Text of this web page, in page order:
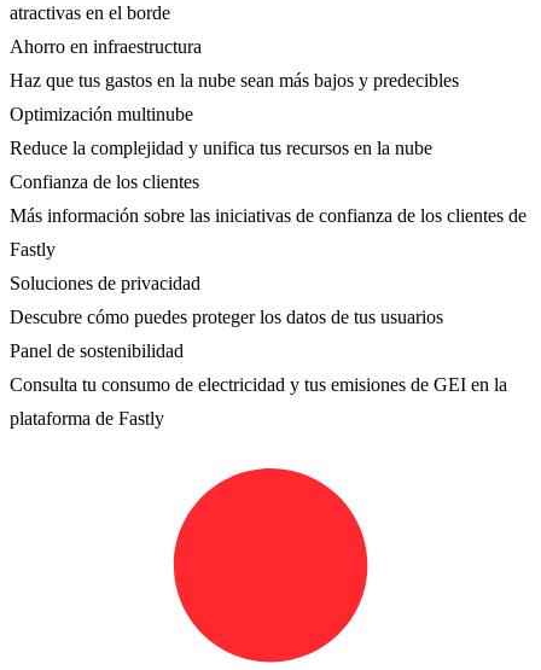
atractivas en el borde
Ahorro en infraestructura
Haz que tus gastos en la nube sean más bajos y predecibles
Optimización multinube
Reduce la complejidad y unifica tus recursos en la nube
Confianza de los clientes
Más información sobre las iniciativas de confianza de los clientes de
Fastly
Soluciones de privacidad
Descubre cómo puedes proteger los datos de tus usuarios
Panel de sostenibilidad
Consulta tu consumo de electricidad y tus emisiones de GEI en la
plataforma de Fastly